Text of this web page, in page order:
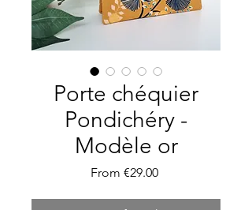
Porte chéquier
Pondichéry -
Modèle or
From €29.00Sale